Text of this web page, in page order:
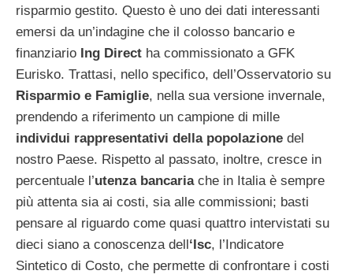
risparmio gestito. Questo è uno dei dati interessanti
emersi da un’indagine che il colosso bancario e
finanziario Ing Direct ha commissionato a GFK
Eurisko. Trattasi, nello specifico, dell’Osservatorio su
Risparmio e Famiglie, nella sua versione invernale,
prendendo a riferimento un campione di mille
individui rappresentativi della popolazione del
nostro Paese. Rispetto al passato, inoltre, cresce in
percentuale l’utenza bancariache in Italia è sempre
più attenta sia ai costi, sia alle commissioni; basti
pensare al riguardo come quasi quattro intervistati su
dieci siano a conoscenza dell‘Isc, l’Indicatore
Sintetico di Costo, che permette di confrontare i costi